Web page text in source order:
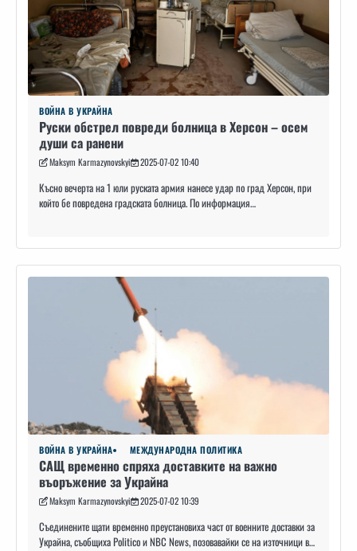
ВОЙНА В УКРАЙНА
Руски обстрел повреди болница в Херсон – осем
души са ранени
Maksym Karmazynovskyi 2025-07-02 10:40
Късно вечерта на 1 юли руската армия нанесе удар по град Херсон, при
който бе повредена градската болница. По информация…
ВОЙНА В УКРАЙНА МЕЖДУНАРОДНА ПОЛИТИКА
САЩ временно спряха доставките на важно
въоръжение за Украйна
Maksym Karmazynovskyi 2025-07-02 10:39
Съединените щати временно преустановиха част от военните доставки за
Украйна, съобщиха Politico и NBC News, позовавайки се на източници в…